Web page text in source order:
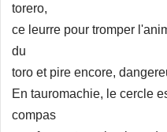
torero,
ce leurre pour tromper
du
toro et pire encore,
En tauromachie, le cercle
compas